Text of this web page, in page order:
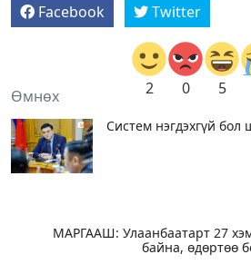
Facebook Twitter
2 0 5
Өмнөх
Систем нэгдэхгүй бол
МАРГААШ: Улаанбаатарт 27
байна, өдөртөө